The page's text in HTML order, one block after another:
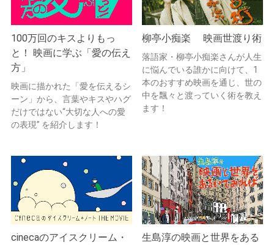
100万回のキスよりもっ
と！ 映画に学ぶ「愛の伝え
方」
映画に描かれた「愛を伝えるシ
ーン」から、言葉やキスやハグ
だけではない“大切な人への愛
の表現” を紹介します！
柳亭小痴楽 映画世渡り術
落語家・柳亭小痴楽さんが人生
に悩んでいる誰かに向けて、1
本のおすすめ映画を通じ、世の
中を飄々と渡っていく術を教え
ます！
cinecaのアイスクリーム・
生島淳の映画と世界をある